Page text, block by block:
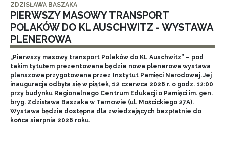
ZDZISŁAWA BASZAKA
PIERWSZY MASOWY TRANSPORT
POLAKÓW DO KL AUSCHWITZ - WYSTAWA
PLENEROWA
„Pierwszy masowy transport Polaków do KL Auschwitz” – pod
takim tytułem prezentowana będzie nowa plenerowa wystawa
planszowa przygotowana przez Instytut Pamięci Narodowej. Jej
inauguracja odbyła się w piątek, 12 czerwca 2026 r. o godz. 12:00
przy budynku Regionalnego Centrum Edukacji o Pamięci im. gen.
bryg. Zdzisława Baszaka w Tarnowie (ul. Mościckiego 27A).
Wystawa będzie dostępna dla zwiedzających bezpłatnie do
końca sierpnia 2026 roku.